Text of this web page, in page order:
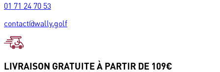
01 71 24 70 53
contact@wally.golf
LIVRAISON GRATUITE À PARTIR DE 109€